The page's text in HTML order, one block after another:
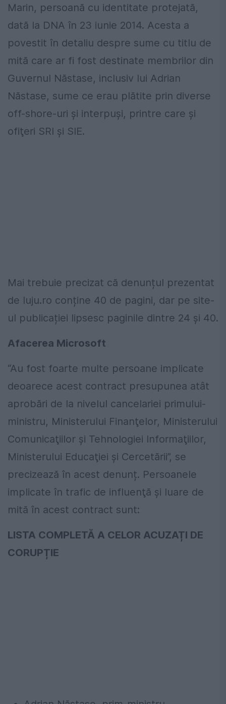
Marin, persoană cu identitate protejată,
dată la DNA în 23 iunie 2014. Acesta a
povestit în detaliu despre sume cu titlu de
mită care ar fi fost destinate membrilor din
Guvernul Năstase, inclusiv lui Adrian
Năstase, sume ce erau plătite prin diverse
off-shore-uri şi interpuşi, printre care şi
ofiţeri SRI şi SIE.
Mai trebuie precizat că denunțul prezentat
de luju.ro conține 40 de pagini, dar pe site-
ul publicației lipsesc paginile dintre 24 și 40.
Afacerea Microsoft
“Au fost foarte multe persoane implicate
deoarece acest contract presupunea atât
aprobări de la nivelul cancelariei primului-
ministru, Ministerului Finanţelor, Ministerului
Comunicaţiilor şi Tehnologiei Informaţiilor,
Ministerului Educaţiei şi Cercetării”, se
precizează în acest denunț. Persoanele
implicate în trafic de influenţă şi luare de
mită în acest contract sunt:
LISTA COMPLETĂ A CELOR ACUZAȚI DE
CORUPȚIE